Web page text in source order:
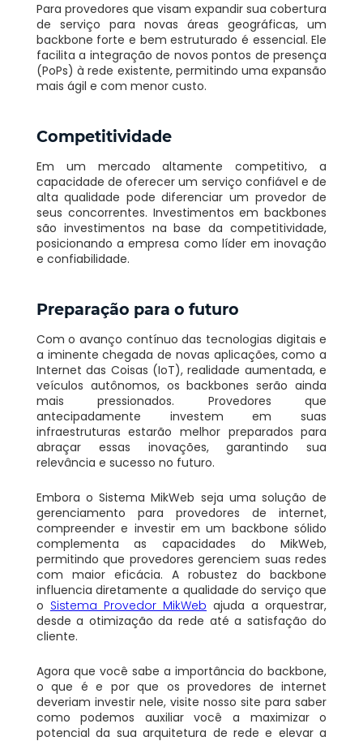
Para provedores que visam expandir sua cobertura
de serviço para novas áreas geográficas, um
backbone forte e bem estruturado é essencial. Ele
facilita a integração de novos pontos de presença
(PoPs) à rede existente, permitindo uma expansão
mais ágil e com menor custo.
Competitividade
Em um mercado altamente competitivo, a
capacidade de oferecer um serviço confiável e de
alta qualidade pode diferenciar um provedor de
seus concorrentes. Investimentos em backbones
são investimentos na base da competitividade,
posicionando a empresa como líder em inovação
e confiabilidade.
Preparação para o futuro
Com o avanço contínuo das tecnologias digitais e
a iminente chegada de novas aplicações, como a
Internet das Coisas (IoT), realidade aumentada, e
veículos autônomos, os backbones serão ainda
mais pressionados. Provedores que
antecipadamente investem em suas
infraestruturas estarão melhor preparados para
abraçar essas inovações, garantindo sua
relevância e sucesso no futuro.
Embora o Sistema MikWeb seja uma solução de
gerenciamento para provedores de internet,
compreender e investir em um backbone sólido
complementa as capacidades do MikWeb,
permitindo que provedores gerenciem suas redes
com maior eficácia. A robustez do backbone
influencia diretamente a qualidade do serviço que
o Sistema Provedor MikWeb ajuda a orquestrar,
desde a otimização da rede até a satisfação do
cliente.
Agora que você sabe a importância do backbone,
o que é e por que os provedores de internet
deveriam investir nele, visite nosso site para saber
como podemos auxiliar você a maximizar o
potencial da sua arquitetura de rede e elevar a